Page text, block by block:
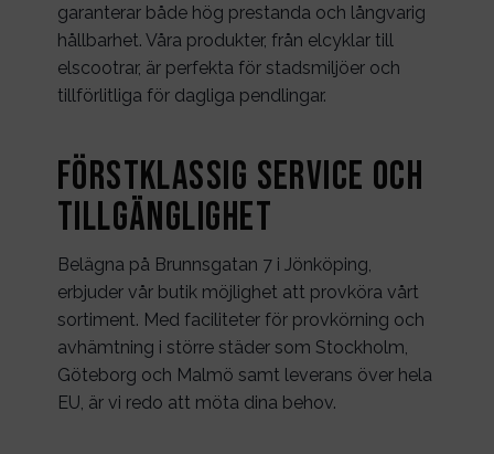
garanterar både hög prestanda och långvarig
hållbarhet. Våra produkter, från elcyklar till
elscootrar, är perfekta för stadsmiljöer och
tillförlitliga för dagliga pendlingar.
Förstklassig Service och
Tillgänglighet
Belägna på Brunnsgatan 7 i Jönköping,
erbjuder vår butik möjlighet att provköra vårt
sortiment. Med faciliteter för provkörning och
avhämtning i större städer som Stockholm,
Göteborg och Malmö samt leverans över hela
EU, är vi redo att möta dina behov.